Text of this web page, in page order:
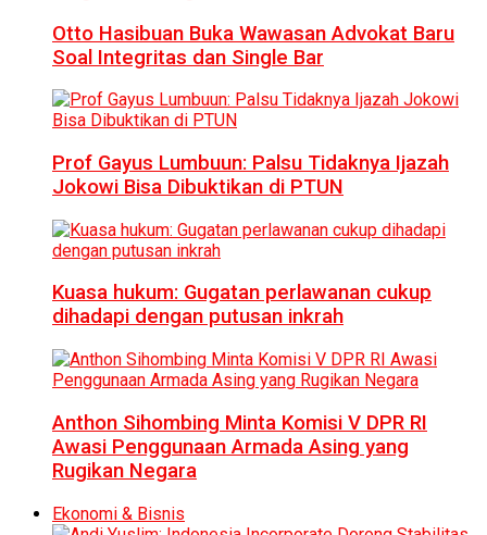
Otto Hasibuan Buka Wawasan Advokat Baru
Soal Integritas dan Single Bar
Prof Gayus Lumbuun: Palsu Tidaknya Ijazah
Jokowi Bisa Dibuktikan di PTUN
Kuasa hukum: Gugatan perlawanan cukup
dihadapi dengan putusan inkrah
Anthon Sihombing Minta Komisi V DPR RI
Awasi Penggunaan Armada Asing yang
Rugikan Negara
Ekonomi & Bisnis